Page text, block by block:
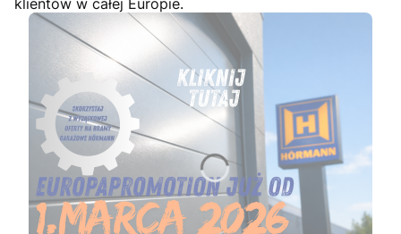
klientów w całej Europie.